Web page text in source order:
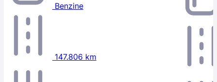
Benzine
147.806 km